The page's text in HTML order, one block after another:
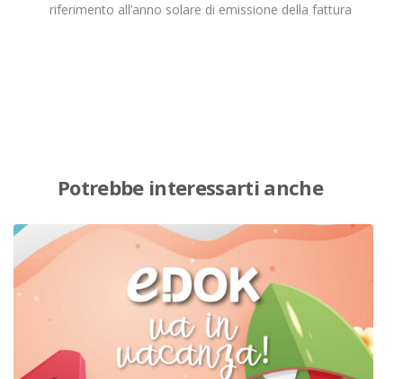
riferimento all’anno solare di emissione della fattura
Potrebbe interessarti anche